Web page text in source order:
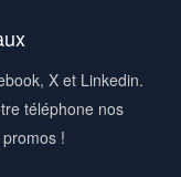
X et Linkedin.
téléphone nos
!